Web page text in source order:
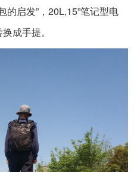
的启发”，20L,15”笔记型电
成手提。